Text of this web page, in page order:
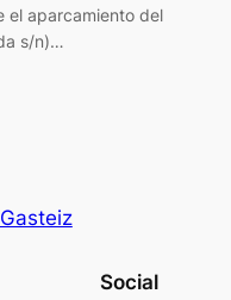
el aparcamiento del
s/n)…
Social